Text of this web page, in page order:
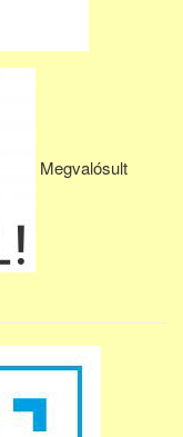
Megvalósult